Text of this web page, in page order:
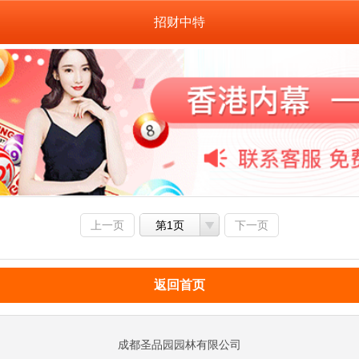
招财中特
上一页 第1页 下一页
返回首页
成都圣品园园林有限公司